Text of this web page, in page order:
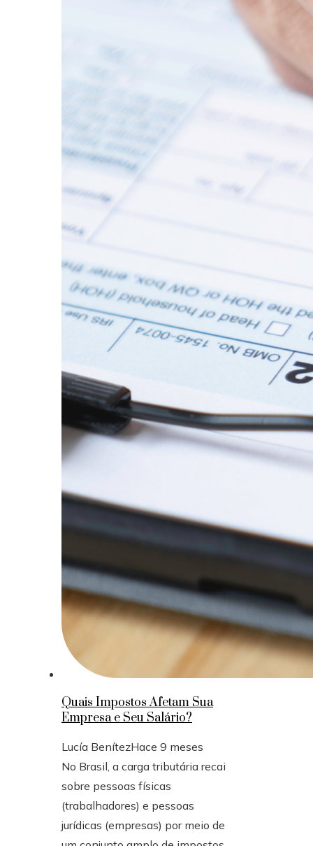
Quais Impostos Afetam Sua
Empresa e Seu Salário?
Lucía BenítezHace 9 meses
No Brasil, a carga tributária recai
sobre pessoas físicas
(trabalhadores) e pessoas
jurídicas (empresas) por meio de